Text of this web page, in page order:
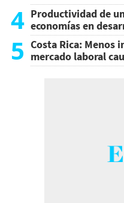
4 Productividad de
economías en
5 Costa Rica: Menos
mercado laboral